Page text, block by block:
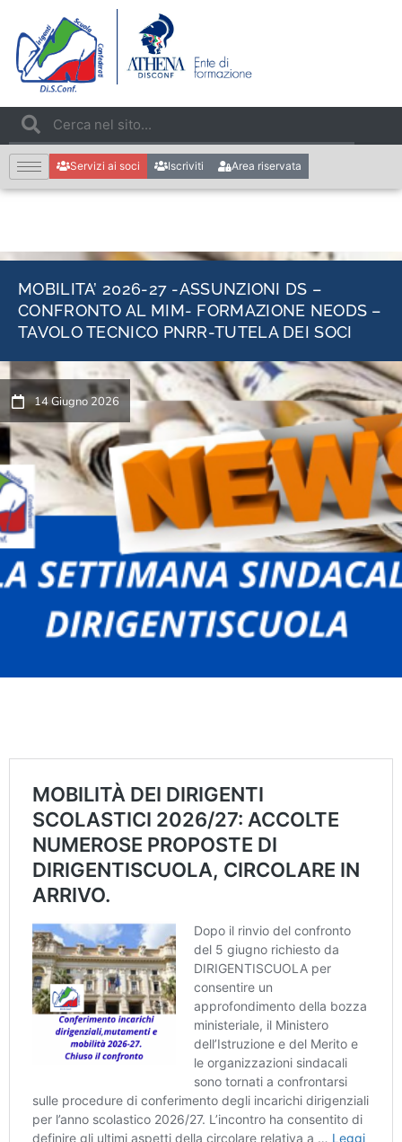
Servizi ai soci Iscriviti Area riservata
MOBILITA’ 2026-27 -ASSUNZIONI DS –
CONFRONTO AL MIM- FORMAZIONE NEODS –
TAVOLO TECNICO PNRR-TUTELA DEI SOCI
14 Giugno 2026